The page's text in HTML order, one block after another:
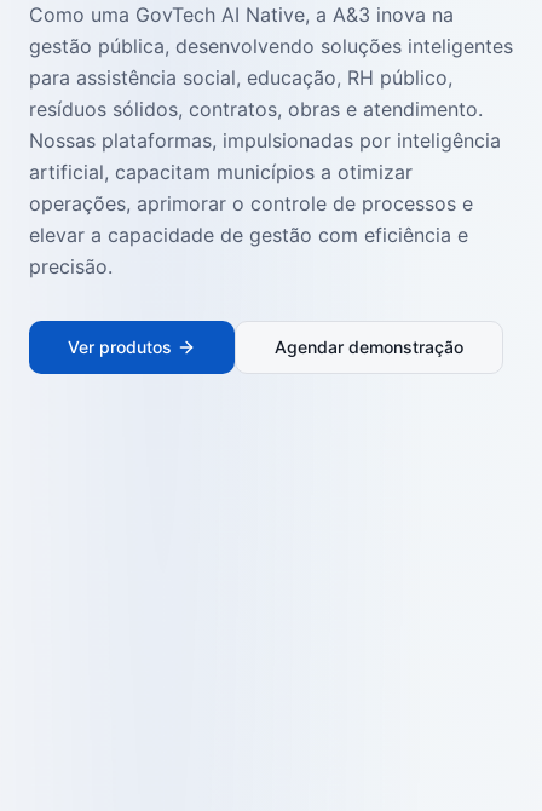
Como uma GovTech AI Native, a A&3 inova na
gestão pública, desenvolvendo soluções inteligentes
para assistência social, educação, RH público,
resíduos sólidos, contratos, obras e atendimento.
Nossas plataformas, impulsionadas por inteligência
artificial, capacitam municípios a otimizar
operações, aprimorar o controle de processos e
elevar a capacidade de gestão com eficiência e
precisão.
Ver produtos Agendar demonstração